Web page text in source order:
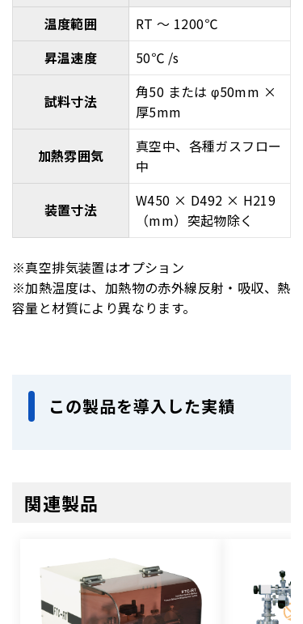
温度範囲
RT ～ 1200℃
昇温速度
50℃ /s
試料寸法
角50 または φ50mm ×
厚5mm
加熱雰囲気
真空中、各種ガスフロー
中
装置寸法
W450 × D492 × H219
（mm）突起物除く
※真空排気装置はオプション
※加熱温度は、加熱物の赤外線反射・吸収、熱
容量と材質により異なります。
この製品を導入した実績
関連製品